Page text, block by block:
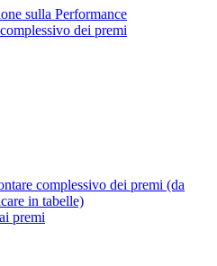
sulla Performance
dei premi
complessivo dei premi (da
in tabelle)
premi